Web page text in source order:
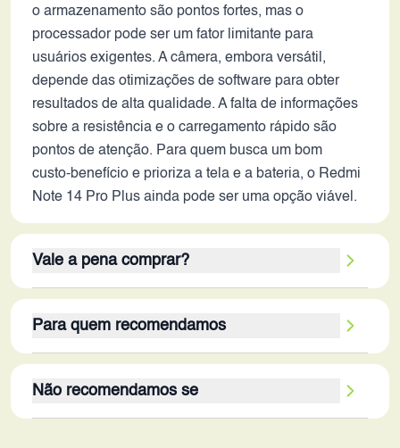
o armazenamento são pontos fortes, mas o
processador pode ser um fator limitante para
usuários exigentes. A câmera, embora versátil,
depende das otimizações de software para obter
resultados de alta qualidade. A falta de informações
sobre a resistência e o carregamento rápido são
pontos de atenção. Para quem busca um bom
custo-benefício e prioriza a tela e a bateria, o Redmi
Note 14 Pro Plus ainda pode ser uma opção viável.
Vale a pena comprar?
ser uma escolha interessante para determinados
usuários. Seus pontos fortes residem em sua tela
experiência visual fluida e imersiva, ideal para
consumo de mídia e jogos. A bateria de longa
Para quem recomendamos
que buscam um smartphone com bom
desempenho, tela de alta qualidade e bateria de
Não recomendamos se